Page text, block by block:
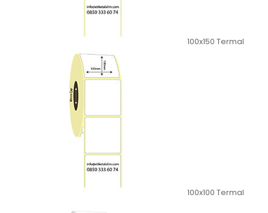
100x150 Termal
100x100 Termal